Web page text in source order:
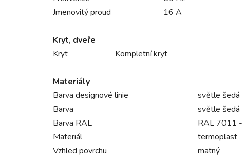
Jmenovitý proud
16 A
Kryt, dveře
Kryt
Kompletní kryt
Materiály
Barva designové linie
světle šedá
Barva
světle šedá
Barva RAL
RAL 7011 -
Materiál
termoplast
Vzhled povrchu
matný